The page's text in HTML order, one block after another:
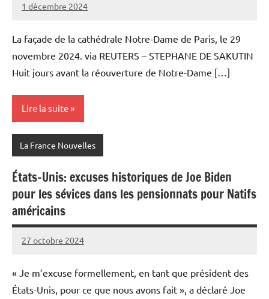
1 décembre 2024
Admins
La façade de la cathédrale Notre-Dame de Paris, le 29
novembre 2024. via REUTERS – STEPHANE DE SAKUTIN
Huit jours avant la réouverture de Notre-Dame […]
Lire la suite
La France Nouvelles
États-Unis: excuses historiques de Joe Biden
pour les sévices dans les pensionnats pour Natifs
américains
27 octobre 2024
Admins
« Je m’excuse formellement, en tant que président des
États-Unis, pour ce que nous avons fait », a déclaré Joe